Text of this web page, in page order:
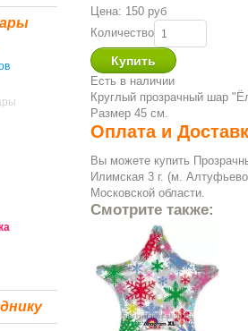
Цена: 150 руб
Количество
Есть в наличии
Круглый прозрачный шар
Размер 45 см.
Оплата и
Вы можете купить
Илимская 3 г. (м.
Московской области.
Смотрите также: